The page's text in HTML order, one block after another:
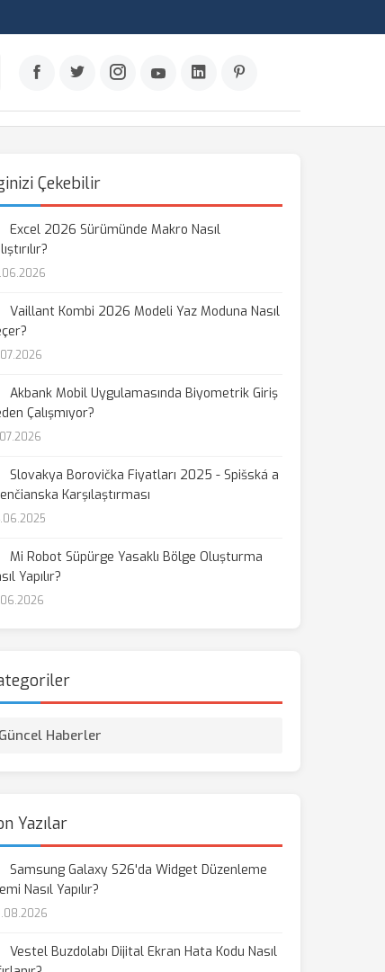
Çekebilir
Excel 2026 Sürümünde Makro Nasıl
Vaillant Kombi 2026 Modeli Yaz Moduna Nasıl
Akbank Mobil Uygulamasında Biyometrik Giriş
Çalışmıyor?
Slovakya Borovička Fiyatları 2025 - Spišská a
Karşılaştırması
Mi Robot Süpürge Yasaklı Bölge Oluşturma
Yapılır?
Güncel Haberler
Yazılar
Samsung Galaxy S26'da Widget Düzenleme
Nasıl Yapılır?
Vestel Buzdolabı Dijital Ekran Hata Kodu Nasıl